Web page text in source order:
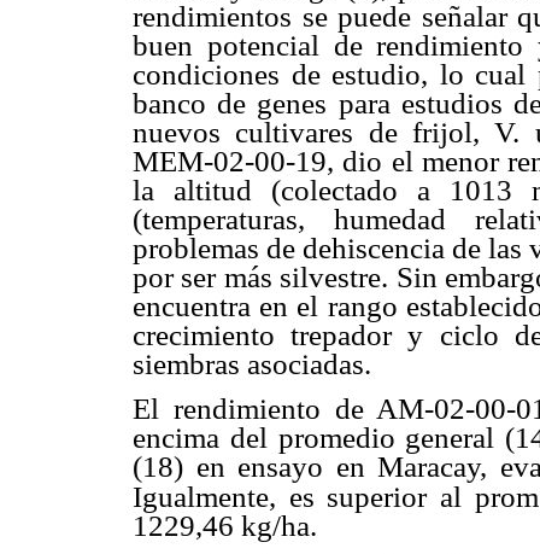
rendimientos se puede señalar
buen potencial de
condiciones de estudio, lo cual
banco de genes para estudios
nuevos cultivares de frijol, V.
MEM-02-00-19, dio el menor
la altitud (colectado a 1013
(temperaturas, humedad
problemas de dehiscencia de
por ser más silvestre. Sin
encuentra en el rango
crecimiento trepador y ciclo
siembras asociadas.
El rendimiento de AM-02-00-
encima del promedio general
(18) en ensayo en Maracay,
Igualmente, es superior al
1229,46 kg/ha.